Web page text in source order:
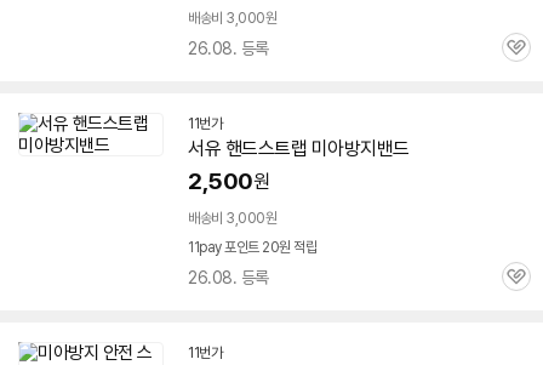
배송비 3,000원
26.08. 등록
관
11번가
서유 핸드스트랩 미아방지밴드
2,500원
배송비 3,000원
11pay 포인트 20원 적립
26.08. 등록
관
11번가